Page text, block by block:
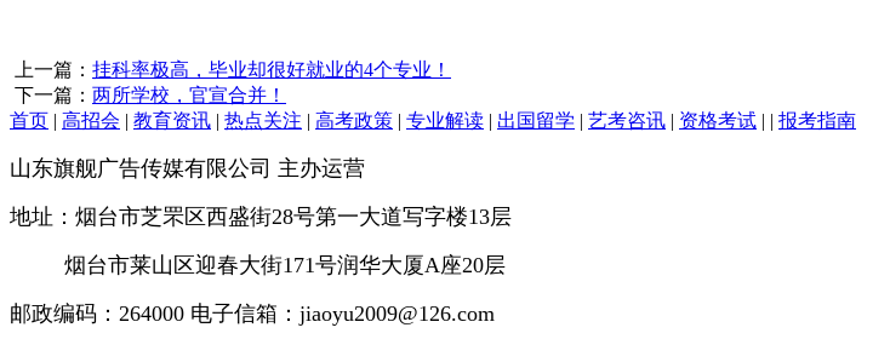
上一篇： 挂科率极高，毕业却很好就业的4个专业！
下一篇： 两所学校，官宣合并！
首页 | 高招会 | 教育资讯 | 热点关注 | 高考政策 | 专业解读 | 出国留学 | 艺考咨讯 | 资格考试 | | 报考指南
山东旗舰广告传媒有限公司 主办运营
地址：烟台市芝罘区西盛街28号第一大道写字楼13层
烟台市莱山区迎春大街171号润华大厦A座20层
邮政编码：264000 电子信箱：jiaoyu2009@126.com